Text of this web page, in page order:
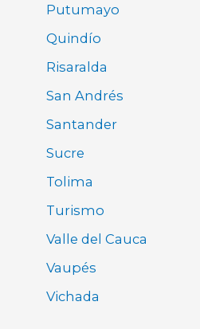
Putumayo
Quindío
Risaralda
San Andrés
Santander
Sucre
Tolima
Turismo
Valle del Cauca
Vaupés
Vichada